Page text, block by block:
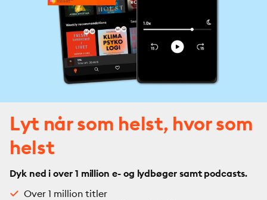
Lyt når som helst, hvor som
helst
Dyk ned i over 1 million e- og lydbøger samt podcasts.
Over 1 million titler